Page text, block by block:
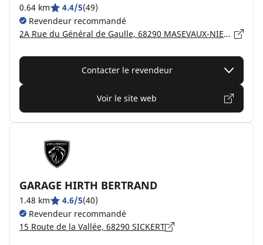
0.64 km 4.4/5(49)
Revendeur recommandé
2A Rue du Général de Gaulle, 68290 MASEVAUX-NIEDERBRUCK
Contacter le revendeur
Voir le site web
GARAGE HIRTH BERTRAND
1.48 km 4.6/5(40)
Revendeur recommandé
15 Route de la Vallée, 68290 SICKERT